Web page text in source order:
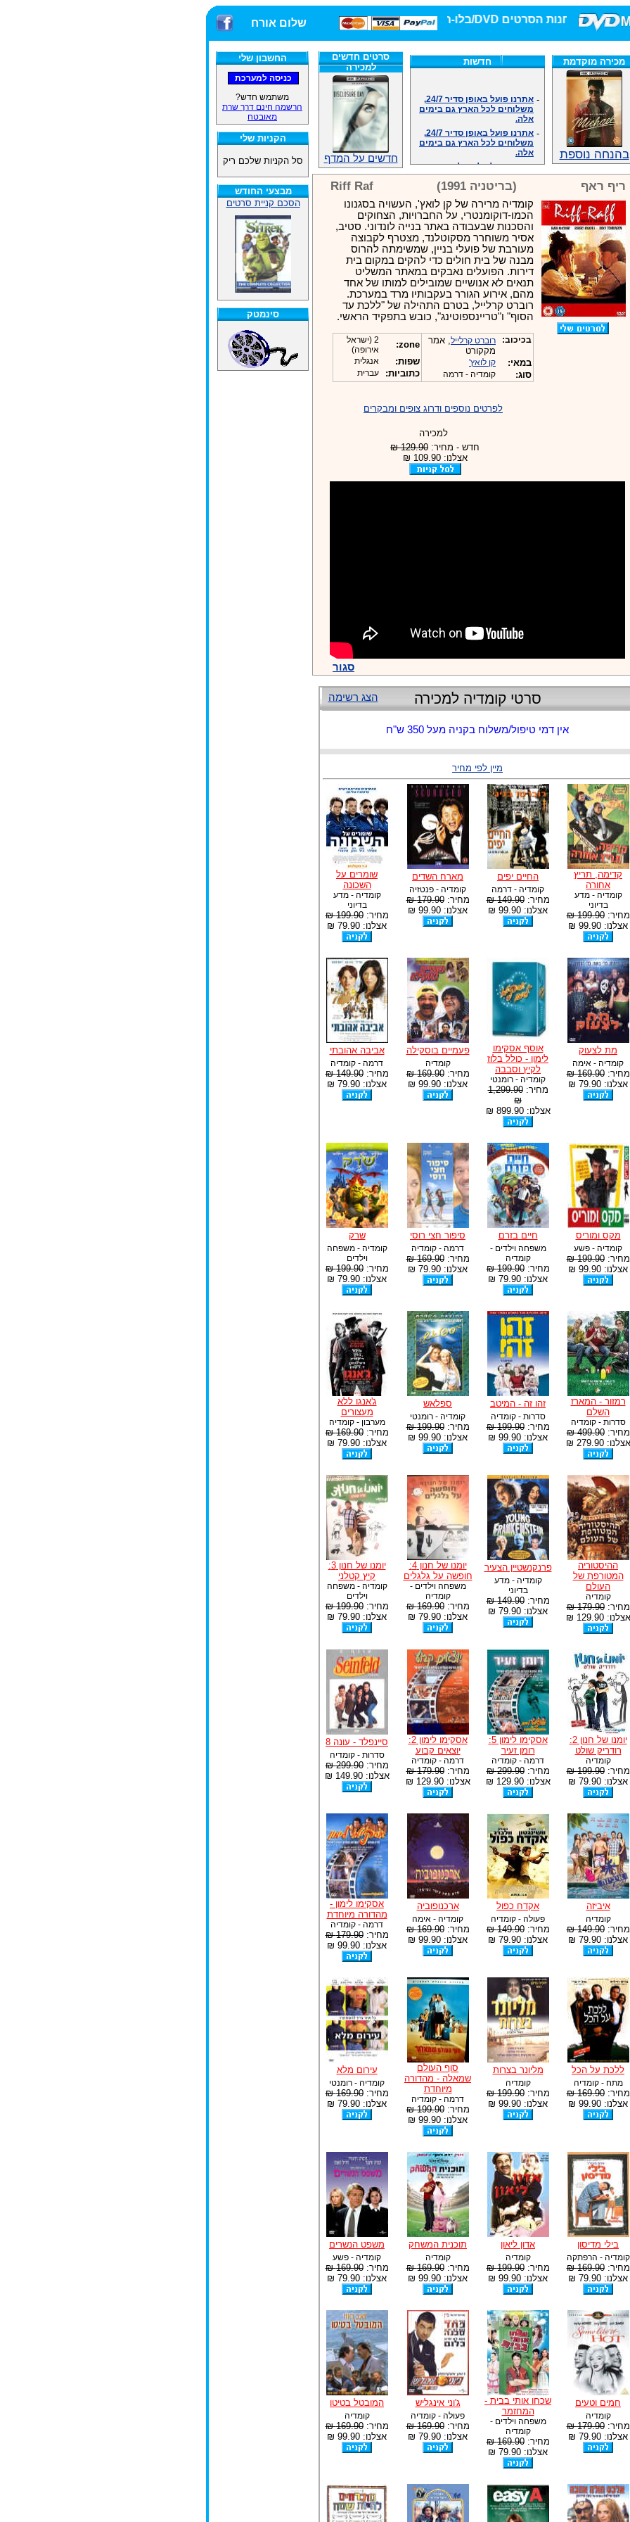
חנות הסרטים DVD/בלו-ריי/3D הגדולה ביותר! שלום אורח
החשבון שלי
משתמש חדש?
הרשמה חינם דרך שרת
מאובטח
הקניות שלי
סל הקניות שלכם ריק
מבצעי החודש
הסכם קניית סרטים
סינמטק
מכירה מוקדמת
בהנחה נוספת
חדשות
משלוחים לכל הארץ גם בימים
אלה.
משלוחים לכל הארץ גם בימים
אלה.
אנחנו כאן לכול שאלה וזמינים
במענה הטלפוני שלנו.ובמייל
.האתר לרשותכם פעיל 24/7
מענה טלפוני: 09-7652392
צוות דיוידי מאסטר ישיר.
זמינים במייל ובטלפון. האתר
לרשותכם פעיל 24/7
צוות דיוידי מאסטר ישיר.
אנחנו כאן לכול שאלה וזמינים
במענה הטלפוני שלנו.ובמייל
.האתר לרשותכם 24/7
מענה טלפוני: 09-7652392
צוות דיוידי מאסטר ישיר.
סרטים חדשים
למכירה
חדשים על המדף
ריף ראף (בריטניה 1991) Riff Raf
קומדיה מרירה של קן לואץ', העשויה בסגנונו
הכמו-דוקומנטרי, על החברויות, הצחוקים
והסכנות שבעבודה באתר בנייה לונדוני. סטיב,
אסיר משוחרר מסקוטלנד, מצטרף לקבוצה
מעורבת של פועלי בניין, שמשימתה להרוס
מבנה של בית חולים כדי להקים במקום בית
דירות. הפועלים נאבקים במאתר המשליט
תנאים לא אנושיים שמובילים למותו של אחד
מהם, אירוע הגורר בעקבותיו מרד במערכת.
רוברט קרלייל, בטרם התהילה של "ללכת עד
הסוף" ו"טריינספוטינג", כובש בתפקיד הראשי.
בכיכוב: רוברט קרלייל, אמר
מקקורט
במאי:
קן לואץ'
סוג: קומדיה - דרמה
zone:
2 (ישראל
אירופה)
שפות: אנגלית
כתוביות: עברית
לפרטים נוספים ודרוג צופים ומבקרים
למכירה
חדש - מחיר: 129.90 ₪
אצלנו: 109.90 ₪
סגור
הצג רשימה סרטי קומדיה למכירה
אין דמי טיפול/משלוח בקניה מעל 350 ש"ח
מיין לפי מחיר
קדימה, תריץ
אחורה
קומדיה - מדע
בדיוני
מחיר:199.90 ₪
אצלנו: 99.90 ₪
החיים יפים
קומדיה - דרמה
מחיר:149.90 ₪
אצלנו: 99.90 ₪
מארח השדים
קומדיה - פנטזיה
מחיר:179.90 ₪
אצלנו: 99.90 ₪
שומרים על
השכונה
קומדיה - מדע
בדיוני
מחיר:199.90 ₪
אצלנו: 79.90 ₪
מת לצעוק
קומדיה - אימה
מחיר:169.90 ₪
אצלנו: 79.90 ₪
אוסף אסקימו
לימון - כולל בלוז
לקיץ וסבבה
קומדיה - רומנטי
מחיר:1,299.90
₪
אצלנו: 899.90 ₪
פעמיים בוסקילה
קומדיה
מחיר:169.90 ₪
אצלנו: 99.90 ₪
אביבה אהובתי
דרמה - קומדיה
מחיר:149.90 ₪
אצלנו: 79.90 ₪
מקס ומוריס
קומדיה - פשע
מחיר:199.90 ₪
אצלנו: 99.90 ₪
חיים בזרם
משפחה וילדים -
קומדיה
מחיר:199.90 ₪
אצלנו: 79.90 ₪
סיפור חצי רוסי
דרמה - קומדיה
מחיר:169.90 ₪
אצלנו: 79.90 ₪
שרק
קומדיה - משפחה
וילדים
מחיר:199.90 ₪
אצלנו: 79.90 ₪
רמזור - המארז
השלם
סדרות - קומדיה
מחיר:499.90 ₪
אצלנו: 279.90 ₪
זהו זה - המיטב
סדרות - קומדיה
מחיר:199.90 ₪
אצלנו: 99.90 ₪
ספלאש
קומדיה - רומנטי
מחיר:199.90 ₪
אצלנו: 99.90 ₪
ג'אנגו ללא
מעצורים
מערבון - קומדיה
מחיר:169.90 ₪
אצלנו: 79.90 ₪
ההיסטוריה
המטורפת של
העולם
קומדיה
מחיר:179.90 ₪
אצלנו: 129.90 ₪
פרנקנשטיין הצעיר
קומדיה - מדע
בדיוני
מחיר:149.90 ₪
אצלנו: 79.90 ₪
יומנו של חנון 4:
חופשה על גלגלים
משפחה וילדים -
קומדיה
מחיר:169.90 ₪
אצלנו: 79.90 ₪
יומנו של חנון 3:
קיץ קטלני
קומדיה - משפחה
וילדים
מחיר:199.90 ₪
אצלנו: 79.90 ₪
יומנו של חנון 2:
רודריק שולט
קומדיה
מחיר:199.90 ₪
אצלנו: 79.90 ₪
אסקימו לימון 5:
רומן זעיר
דרמה - קומדיה
מחיר:299.90 ₪
אצלנו: 129.90 ₪
אסקימו לימון 2:
יוצאים קבוע
דרמה - קומדיה
מחיר:179.90 ₪
אצלנו: 129.90 ₪
סיינפלד - עונה 8
סדרות - קומדיה
מחיר:299.90 ₪
אצלנו: 149.90 ₪
איביזה
קומדיה
מחיר:149.90 ₪
אצלנו: 79.90 ₪
אקדח כפול
פעולה - קומדיה
מחיר:149.90 ₪
אצלנו: 79.90 ₪
ארכנופוביה
קומדיה - אימה
מחיר:169.90 ₪
אצלנו: 99.90 ₪
אסקימו לימון -
מהדורה מיוחדת
דרמה - קומדיה
מחיר:179.90 ₪
אצלנו: 99.90 ₪
ללכת על הכל
מתח - קומדיה
מחיר:169.90 ₪
אצלנו: 99.90 ₪
מליונר בצרות
קומדיה
מחיר:199.90 ₪
אצלנו: 99.90 ₪
סוף העולם
שמאלה - מהדורה
מיוחדת
דרמה - קומדיה
מחיר:199.90 ₪
אצלנו: 99.90 ₪
עירום מלא
קומדיה - רומנטי
מחיר:169.90 ₪
אצלנו: 79.90 ₪
בילי מדיסון
קומדיה - הרפתקה
מחיר:169.90 ₪
אצלנו: 79.90 ₪
אדון ליאון
קומדיה
מחיר:199.90 ₪
אצלנו: 99.90 ₪
תוכנית המשחק
קומדיה
מחיר:169.90 ₪
אצלנו: 99.90 ₪
משפט הנשרים
קומדיה - פשע
מחיר:169.90 ₪
אצלנו: 79.90 ₪
חמים וטעים
קומדיה
מחיר:179.90 ₪
אצלנו: 79.90 ₪
שכחו אותי בבית -
המחזמר
משפחה וילדים -
קומדיה
מחיר:169.90 ₪
אצלנו: 79.90 ₪
ג'וני אינגליש
פעולה - קומדיה
מחיר:169.90 ₪
אצלנו: 79.90 ₪
המובטל בטיטו
קומדיה
מחיר:169.90 ₪
אצלנו: 99.90 ₪